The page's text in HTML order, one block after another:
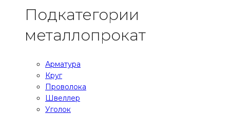
Подкатегории
металлопрокат
Арматура
Круг
Проволока
Швеллер
Уголок